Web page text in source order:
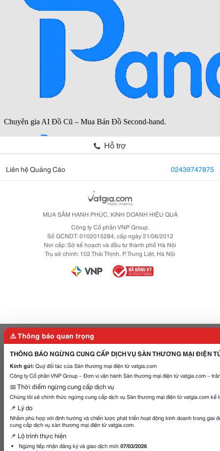
Hỗ trợ
Liên hệ Quảng Cáo 02439747875
MUA SẮM HẠNH PHÚC, KINH DOANH HIỆU QUẢ
Công ty Cổ phần VNP Group.
Số GCNDT: 0102015284, cấp ngày 21/06/2012
Nơi cấp: Sở kế hoạch và đầu tư thành phố Hà Nội
Trụ sở chính: 102 Thái Thịnh, P. Trung Liệt, Hà Nội
⚠️ Thông báo quan trọng
THÔNG BÁO NGỪNG CUNG CẤP DỊCH VỤ SÀN THƯƠNG MẠI ĐIỆN
Kính gửi:Quý đối tác của Sàn thương mại điện tử vatgia.com
Công ty Cổ phần VNP Group – Đơn vị vận hành Sàn thương mại điện tử vatgia.com –
📅 Thời điểm ngừng cung cấp dịch vụ
Chúng tôi sẽ chính thức ngừng cung cấp dịch vụ Sàn thương mại điện tử vatgia.com kể
📌 Lý do
Nhằm phù hợp với định hướng và chiến lược phát triển hoạt động kinh doanh trong giai
cung cấp dịch vụ sàn thương mại điện tử vatgia.com.
📌 Lộ trình thực hiện
Ngừng tiếp nhận đăng ký và giao dịch mới:07/03/2026